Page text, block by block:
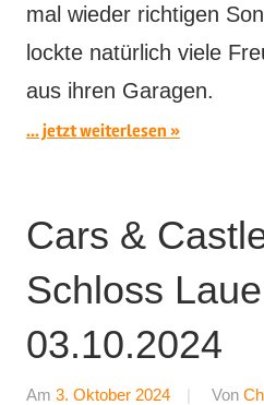
mal wieder richtigen
lockte natürlich viele
aus ihren Garagen.
... jetzt weiterlesen
Cars &
Schloss
03.10.2024
Am 3. Oktober 2024 Von